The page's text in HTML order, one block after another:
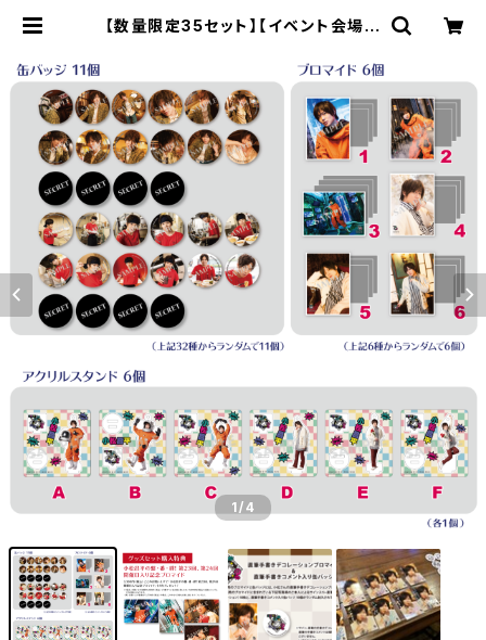
【数量限定35セット】【イベント会場特
回、第24回 グッズセット | SECOND
LINE ONLINE SHOP
1/4